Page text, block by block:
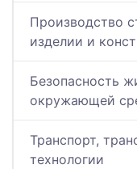
Производство
изделии и
Безопасность
окружающей
Транспорт,
технологии